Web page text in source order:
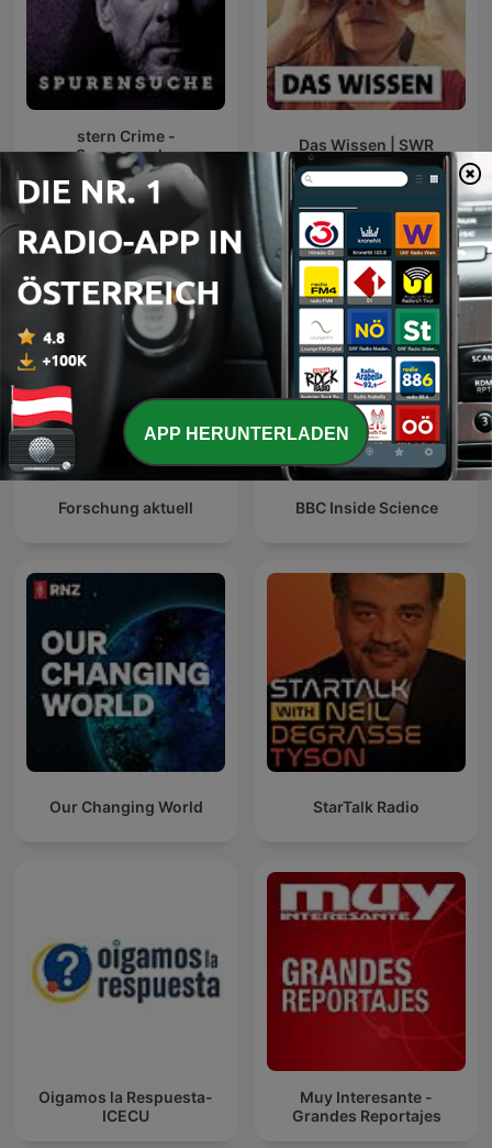
stern Crime -
Spurensuche
Das Wissen | SWR
Internationale Wissenschaft-Podcasts
Forschung aktuell BBC Inside Science
Our Changing World StarTalk Radio
Oigamos la Respuesta-
ICECU
Muy Interesante -
Grandes Reportajes
APP HERUNTERLADEN